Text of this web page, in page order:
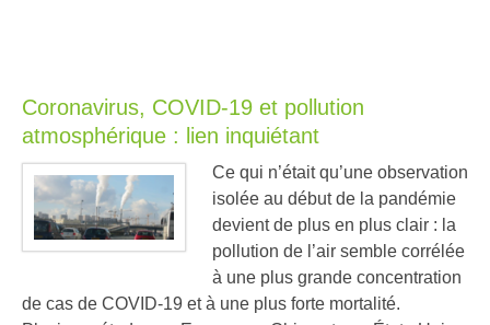
Coronavirus, COVID-19 et pollution
atmosphérique : lien inquiétant
Ce qui n’était qu’une observation
isolée au début de la pandémie
devient de plus en plus clair : la
pollution de l’air semble corrélée
à une plus grande concentration
de cas de COVID-19 et à une plus forte mortalité.